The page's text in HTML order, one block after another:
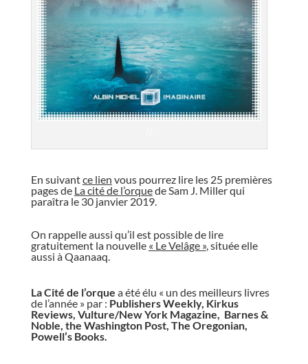
En suivantce lien vous pourrez lire les 25 premières
pages de La cité de l’orquede Sam J. Miller qui
paraîtra le 30 janvier 2019.
On rappelle aussi qu’il est possible de lire
gratuitement la nouvelle « Le Velâge », située elle
aussi à Qaanaaq.
La Cité de l’orque a été élu « un des meilleurs livres
de l’année » par : Publishers Weekly, Kirkus
Reviews, Vulture/New York Magazine
Barnes &
Noble, the Washington Post, The Oregonian,
Powell’s Books.